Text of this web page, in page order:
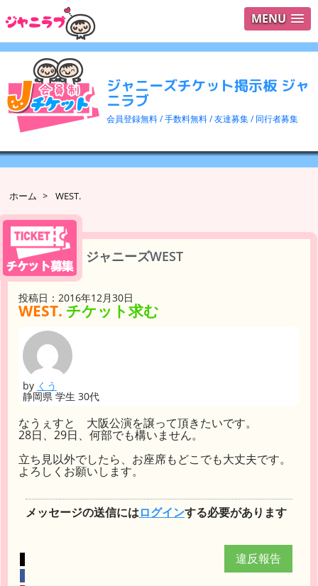
MENU
ジャニーズチケット掲示板 ジャ
ニラブ
会員登録無料 / 手数料無料 / 友達募集 / 同行者募集
ログイ
検索
ホーム > WEST.
ジャニーズWEST
投稿日：2016年12月30日
WEST. チケット求む
by くう
静岡県 学生 30代
なうぇすと 大阪公演を譲って頂きたいです。
28日、29日、何部でも構いません。
立ち見以外でしたら、お座席もどこでも大丈夫です。
よろしくお願いします。
メッセージの送信にはログインする必要があります
違反報告